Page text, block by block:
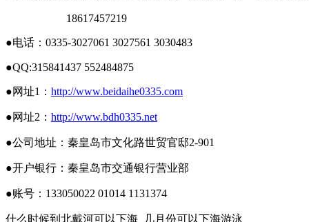
18617457219
●电话： 0335-3027061 3027561 3030483
●QQ:315841437 552484875
●网址1 ： http://www.beidaihe0335.com
●网址2 ： http://www.bdh0335.net
●公司地址：秦皇岛市文化路世贸官邸2-901
●开户银行：秦皇岛市交通银行营业部
●账号： 133050022 01014 1131374
什么时候到北戴河可以下海 几月份可以下海游泳